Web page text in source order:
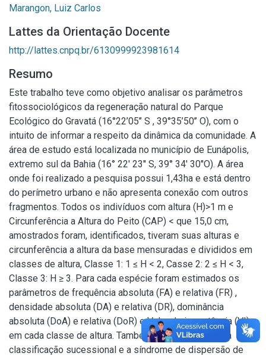
Marangon, Luiz Carlos
Lattes da Orientação Docente
http://lattes.cnpq.br/6130999923981614
Resumo
Este trabalho teve como objetivo analisar os parâmetros
fitossociológicos da regeneração natural do Parque
Ecológico do Gravatá (16°22’05’’ S , 39°35’50’’ O), com o
intuito de informar a respeito da dinâmica da comunidade. A
área de estudo está localizada no município de Eunápolis,
extremo sul da Bahia (16° 22' 23'' S, 39° 34' 30''O). A área
onde foi realizado a pesquisa possui 1,43ha e está dentro
do perímetro urbano e não apresenta conexão com outros
fragmentos. Todos os indivíduos com altura (H)>1 m e
Circunferência a Altura do Peito (CAP) < que 15,0 cm,
amostrados foram, identificados, tiveram suas alturas e
circunferência a altura da base mensuradas e divididos em
classes de altura, Classe 1: 1 ≤ H < 2, Casse 2: 2 ≤ H < 3,
Classe 3: H ≥ 3. Para cada espécie foram estimados os
parâmetros de frequência absoluta (FA) e relativa (FR) ,
densidade absoluta (DA) e relativa (DR), dominância
absoluta (DoA) e relativa (DoR) e Valor de importância (VI)
em cada classe de altura. Também foram realizadas a
classificação sucessional e a síndrome de dispersão de